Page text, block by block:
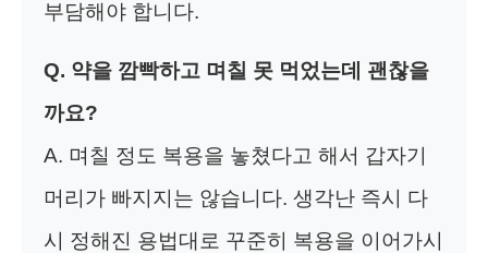
부담해야 합니다.
Q. 약을 깜빡하고 며칠 못 먹었는데 괜찮을
까요?
A. 며칠 정도 복용을 놓쳤다고 해서 갑자기
머리가 빠지지는 않습니다. 생각난 즉시 다
시 정해진 용법대로 꾸준히 복용을 이어가시